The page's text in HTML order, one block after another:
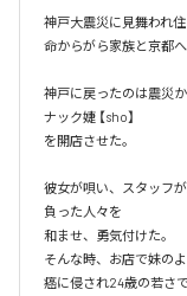
神戸大震災に見舞われ住
命からがら家族と京都へ
神戸に戻ったのは震災
ナック婕 【sho】
を開店させた。
彼女が唄い、スタッフ
負った人々を
和ませ、勇気付けた。
そんな時、お店で妹の
癌に侵され24歳の若さ